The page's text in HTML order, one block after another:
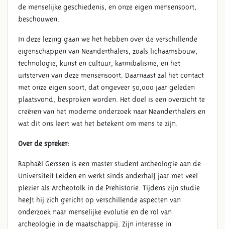
de menselijke geschiedenis, en onze eigen mensensoort,
beschouwen.
In deze lezing gaan we het hebben over de verschillende
eigenschappen van Neanderthalers, zoals lichaamsbouw,
technologie, kunst en cultuur, kannibalisme, en het
uitsterven van deze mensensoort. Daarnaast zal het contact
met onze eigen soort, dat ongeveer 50,000 jaar geleden
plaatsvond, besproken worden. Het doel is een overzicht te
creëren van het moderne onderzoek naar Neanderthalers en
wat dit ons leert wat het betekent om mens te zijn.
Over de spreker:
Raphaël Gerssen is een master student archeologie aan de
Universiteit Leiden en werkt sinds anderhalf jaar met veel
plezier als Archeotolk in de Prehistorie. Tijdens zijn studie
heeft hij zich gericht op verschillende aspecten van
onderzoek naar menselijke evolutie en de rol van
archeologie in de maatschappij. Zijn interesse in